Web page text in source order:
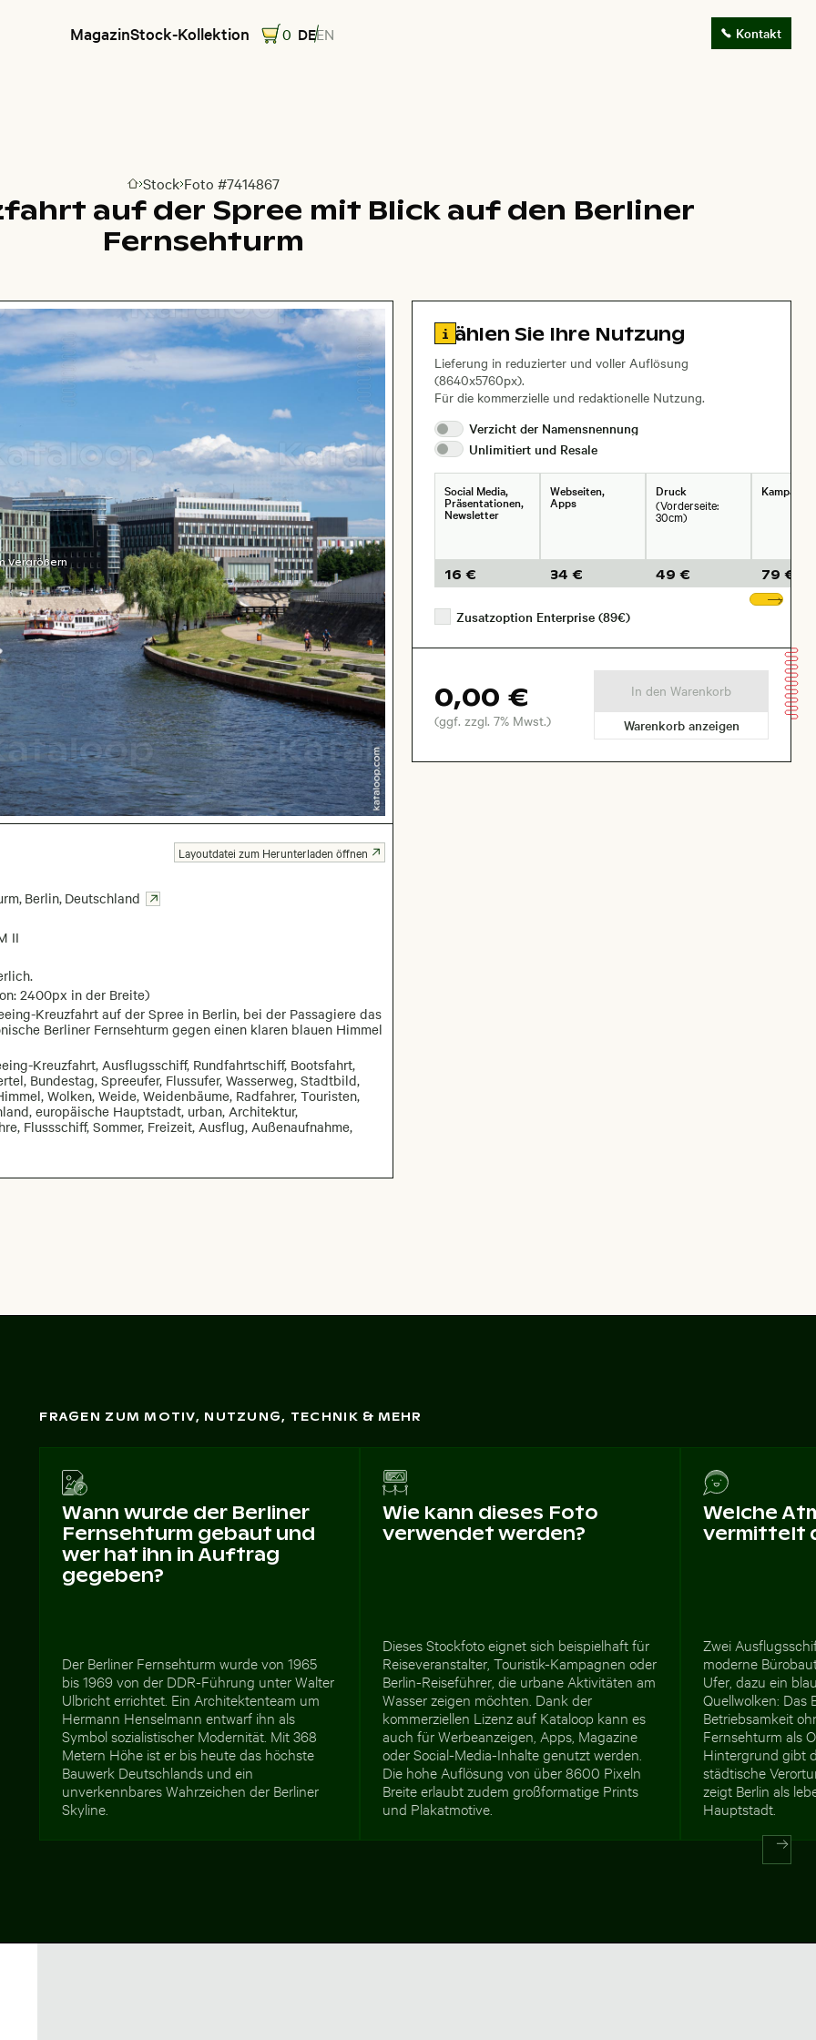
MagazinStock-Kollektion 0 DEEN Kontakt
Zur Homepage
Stock Foto #7414867
auf der Spree mit Blick auf den Berliner
Fernsehturm
Vergrößern
, Berlin, Deutschland
II
2400px in der Breite)
Kreuzfahrt auf der Spree in Berlin, bei der Passagiere das
Berliner Fernsehturm gegen einen klaren blauen Himmel
Kreuzfahrt, Ausflugsschiff, Rundfahrtschiff, Bootsfahrt,
Bundestag, Spreeufer, Flussufer, Wasserweg, Stadtbild,
Wolken, Weide, Weidenbäume, Radfahrer, Touristen,
europäische Hauptstadt, urban, Architektur,
Flussschiff, Sommer, Freizeit, Ausflug, Außenaufnahme,
Layoutdatei zum Herunterladen öffnen
Zu den Lizenzinformationen springen
Wählen Sie Ihre Nutzung
Lieferung in reduzierter und voller Auflösung
(8640x5760px).
Für die kommerzielle und redaktionelle Nutzung.
Verzicht der Namensnennung
Unlimitiert und Resale
Social Media,
Präsentationen,
Newsletter
16 €
Webseiten,
Apps
34 €
Druck
(Vorderseite:
30cm)
49 €
79 €
Zusatzoption Enterprise (89€)
0,00 €
(ggf. zzgl. 7% Mwst.)
In den Warenkorb
Warenkorb anzeigen
FRAGEN ZUM MOTIV, NUTZUNG, TECHNIK & MEHR
Wann wurde der Berliner
Fernsehturm gebaut und
wer hat ihn in Auftrag
gegeben?
Der Berliner Fernsehturm wurde von 1965
bis 1969 von der DDR-Führung unter Walter
Ulbricht errichtet. Ein Architektenteam um
Hermann Henselmann entwarf ihn als
Symbol sozialistischer Modernität. Mit 368
Metern Höhe ist er bis heute das höchste
Bauwerk Deutschlands und ein
unverkennbares Wahrzeichen der Berliner
Skyline.
Wie kann dieses Foto
verwendet werden?
Dieses Stockfoto eignet sich beispielhaft für
Reiseveranstalter, Touristik-Kampagnen oder
Berlin-Reiseführer, die urbane Aktivitäten am
Wasser zeigen möchten. Dank der
kommerziellen Lizenz auf Kataloop kann es
auch für Werbeanzeigen, Apps, Magazine
oder Social-Media-Inhalte genutzt werden.
Die hohe Auflösung von über 8600 Pixeln
Breite erlaubt zudem großformatige Prints
und Plakatmotive.
Welche
vermittelt
Zwei
moderne
Ufer, dazu ein
Quellwolken: Das
Betriebsamkeit
Fernsehturm als
Hintergrund gibt
städtische
zeigt Berlin als
Hauptstadt.